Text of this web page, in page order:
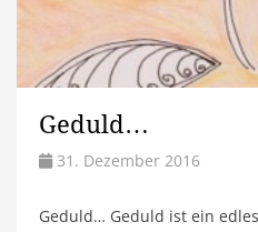
Geduld…
31. Dezember 2016
Geduld… Geduld ist ein